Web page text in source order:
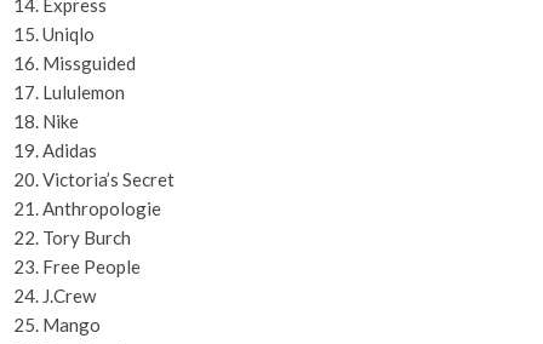
Uniqlo
Missguided
Lululemon
Nike
Adidas
Victoria’s Secret
Anthropologie
Tory Burch
Free People
J.Crew
Mango